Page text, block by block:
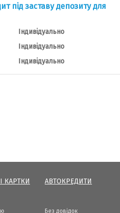
під заставу депозиту для
Індивідуально
Індивідуально
Індивідуально
КАРТКИ АВТОКРЕДИТИ
Без довідок